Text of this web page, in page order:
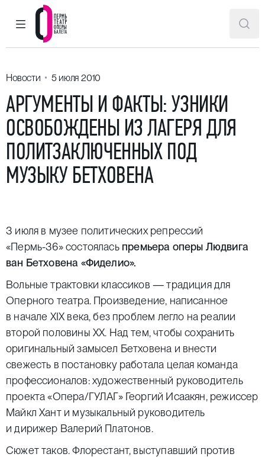
ГЛАВНОЕ МЕНЮ
Пермский театр оперы и балета
Новости 5 июля 2010
АРГУМЕНТЫ И ФАКТЫ: УЗНИКИ
ОСВОБОЖДЕНЫ ИЗ ЛАГЕРЯ ДЛЯ
ПОЛИТЗАКЛЮЧЕННЫХ ПОД
МУЗЫКУ БЕТХОВЕНА
3 июля в музее политических репрессий
«Пермь-36» состоялась премьера оперы Людвига
ван Бетховена «Фиделио».
Вольные трактовки классиков — традиция для
Оперного театра. Произведение, написанное
в начале XIX века, без проблем легло на реалии
второй половины XX. Над тем, чтобы сохранить
оригинальный замысел Бетховена и внести
свежесть в постановку работала целая команда
профессионалов: художественный руководитель
проекта «Опера/ГУЛАГ» Георгий Исаакян, режиссер
Майкл Хант и музыкальный руководитель
и дирижер Валерий Платонов.
Сюжет таков. Флорестант, выступавший против